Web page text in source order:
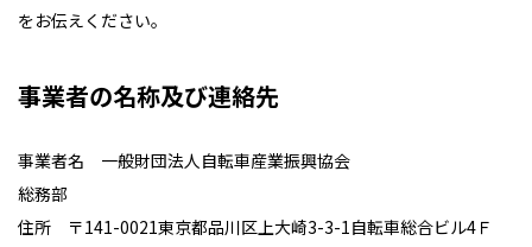
をお伝えください。
事業者の名称及び連絡先
事業者名 一般財団法人自転車産業振興協会
総務部
住所 〒141-0021東京都品川区上大崎3-3-1自転車総合ビル4Ｆ